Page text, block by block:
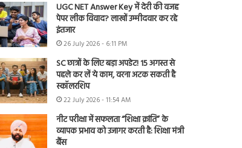
UGC NET Answer Key में देरी की वजह
पेपर लीक विवाद? लाखों उम्मीदवार कर रहे
इंतजार
26 July 2026 - 6:11 PM
SC छात्रों के लिए बड़ा अपडेट! 15 अगस्त से
पहले कर लें ये काम, वरना अटक सकती है
स्कॉलरशिप
22 July 2026 - 11:54 AM
नीट परीक्षा में सफलता “शिक्षा क्रांति” के
व्यापक प्रभाव को उजागर करती है: शिक्षा मंत्री
बैंस